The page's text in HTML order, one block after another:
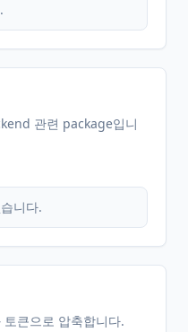
관련 package입니
니다.
큰으로 압축합니다.